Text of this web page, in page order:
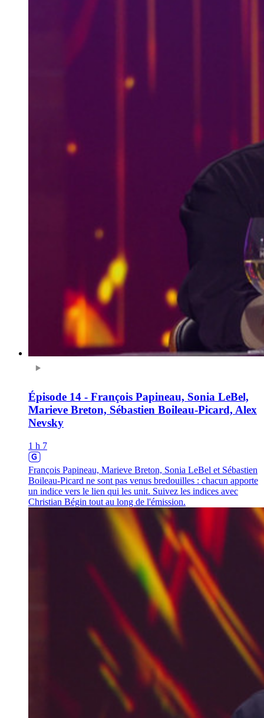
Épisode 14 - François Papineau, Sonia LeBel,
Marieve Breton, Sébastien Boileau-Picard, Alex
Nevsky
1 h 7
François Papineau, Marieve Breton, Sonia LeBel et Sébastien
Boileau-Picard ne sont pas venus bredouilles : chacun apporte
un indice vers le lien qui les unit. Suivez les indices avec
Christian Bégin tout au long de l'émission.